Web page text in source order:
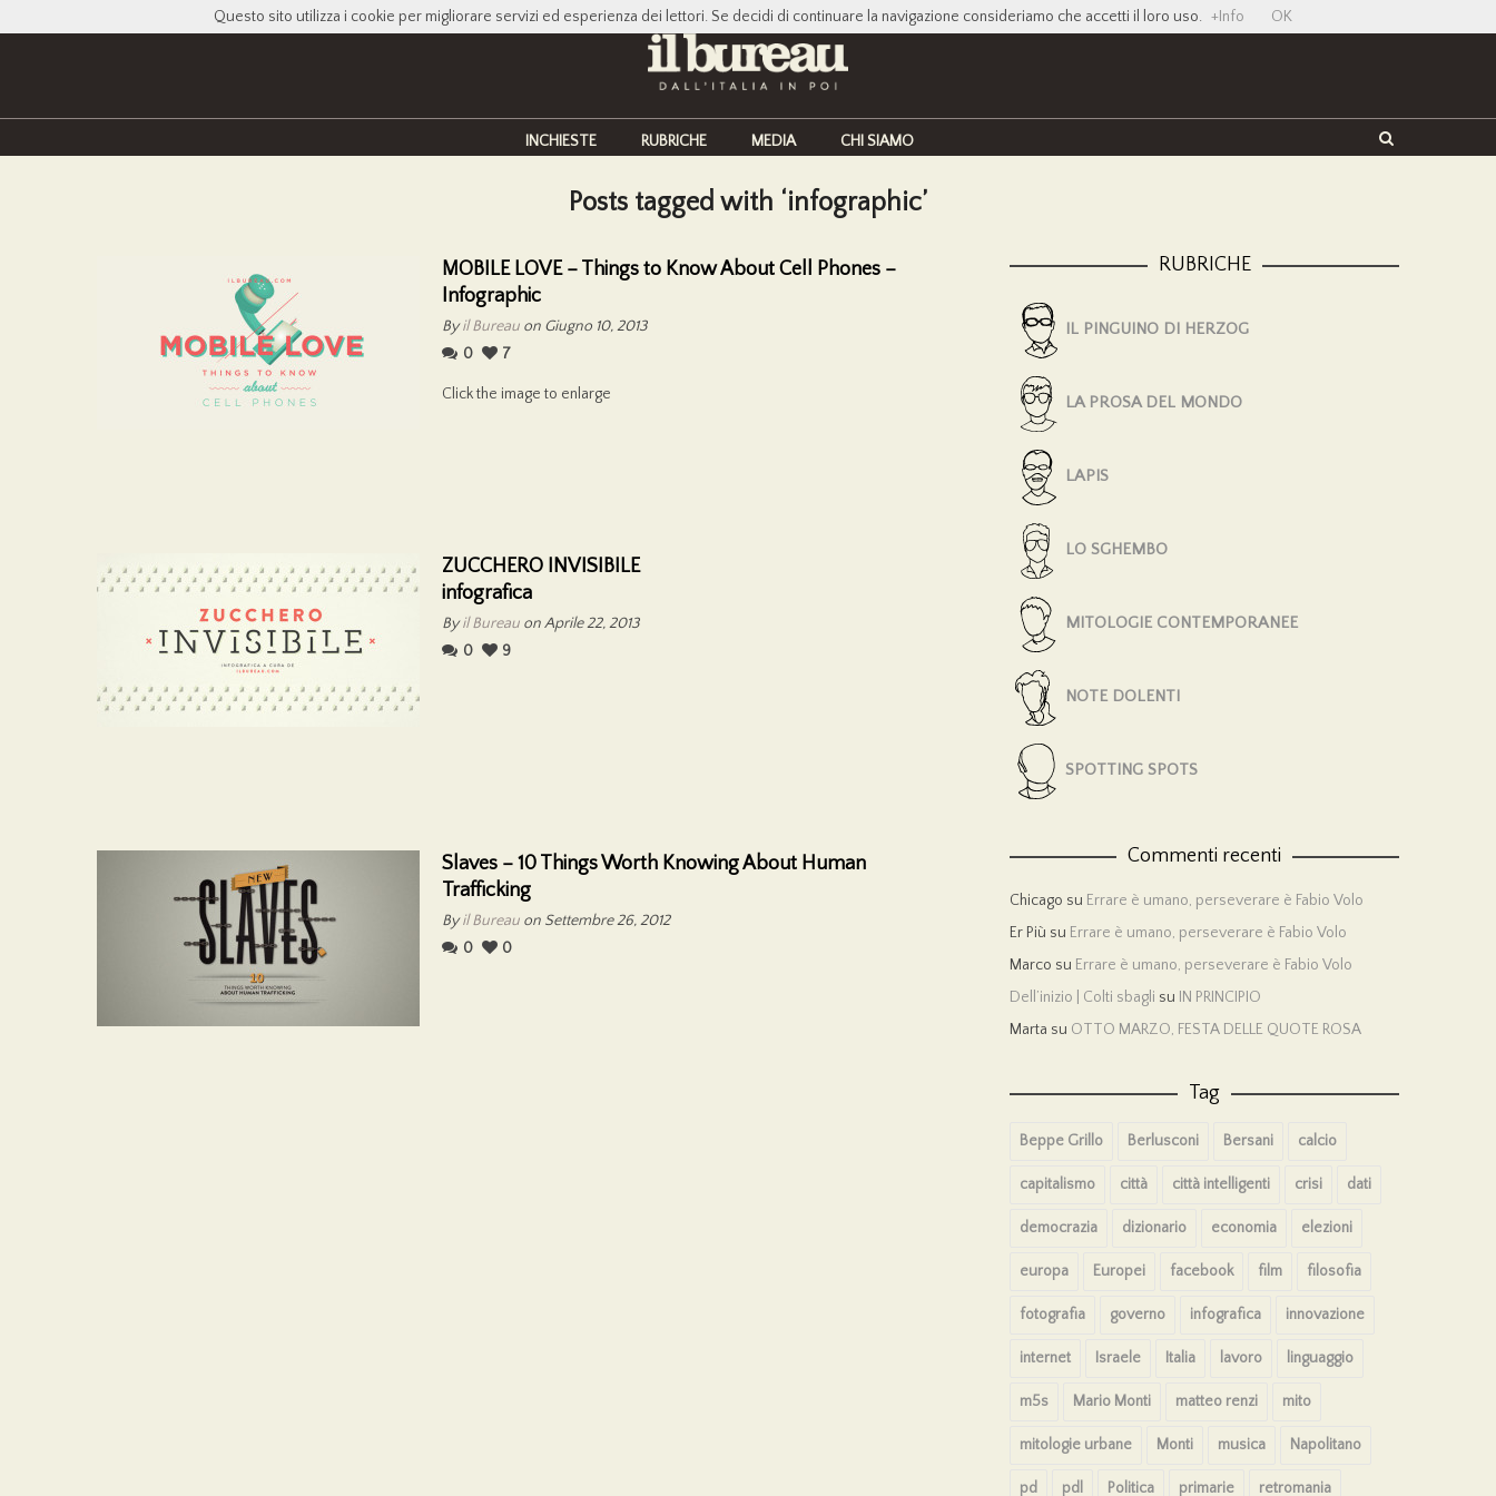
INCHIESTE RUBRICHE MEDIA CHI SIAMO
Posts tagged with ‘infographic’
MOBILE LOVE – Things to Know About Cell Phones –
Infographic
Byil Bureau on Giugno 10, 2013
0
7
Click the image to enlarge
ZUCCHERO INVISIBILE
infografica
Byil Bureau on Aprile 22, 2013
0
9
Slaves – 10 Things Worth Knowing About Human
Trafficking
Byil Bureau on Settembre 26, 2012
0
0
RUBRICHE
IL PINGUINO DI HERZOG
LA PROSA DEL MONDO
LAPIS
LO SGHEMBO
MITOLOGIE CONTEMPORANEE
NOTE DOLENTI
SPOTTING SPOTS
Commenti recenti
Chicago su Errare è umano, perseverare è Fabio Volo
Er Più su Errare è umano, perseverare è Fabio Volo
Marco su Errare è umano, perseverare è Fabio Volo
Dell’inizio | Colti sbagli su IN PRINCIPIO
Marta su OTTO MARZO, FESTA DELLE QUOTE ROSA
Tag
Beppe Grillo Berlusconi Bersani calcio
capitalismo città città intelligenti crisi dati
democrazia dizionario economia elezioni
europa Europei facebook film filosofia
fotografia governo infografica innovazione
internet Israele Italia lavoro linguaggio
m5s Mario Monti matteo renzi mito
mitologie urbane Monti musica Napolitano
pd pdl Politica primarie retromania
Questo sito utilizza i cookie per migliorare servizi ed esperienza dei lettori. Se decidi di continuare la navigazione consideriamo che accetti il loro uso. +Info OK